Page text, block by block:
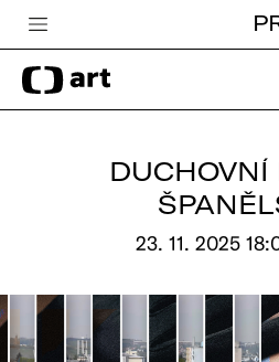
Česká televize
Zpravodajství
23. 11. 2025